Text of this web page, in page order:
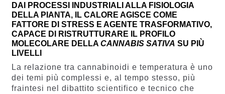
DAI PROCESSI INDUSTRIALI ALLA FISIOLOGIA
DELLA PIANTA, IL CALORE AGISCE COME
FATTORE DI STRESS E AGENTE TRASFORMATIVO,
CAPACE DI RISTRUTTURARE IL PROFILO
MOLECOLARE DELLA CANNABIS SATIVA SU PIÙ
LIVELLI
La relazione tra cannabinoidi e temperatura è uno
dei temi più complessi e, al tempo stesso, più
fraintesi nel dibattito scientifico e tecnico che